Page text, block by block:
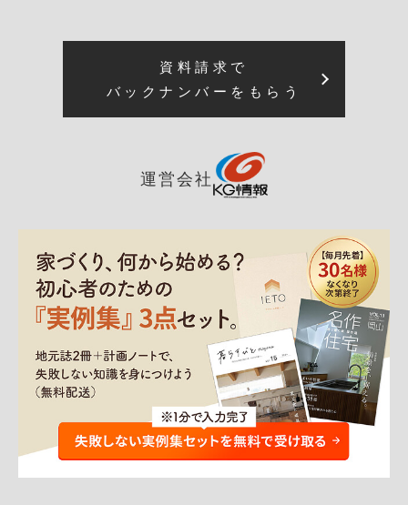
資料請求で
バックナンバーをもらう
運営会社